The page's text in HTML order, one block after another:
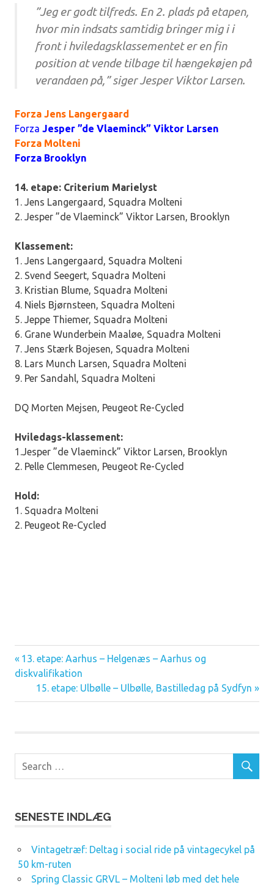
”Jeg er godt tilfreds. En 2. plads på etapen,
hvor min indsats samtidig bringer mig i i
front i hviledagsklassementet er en fin
position at vende tilbage til hængekøjen på
verandaen på,” siger Jesper Viktor Larsen.
Forza Jens Langergaard
Forza Jesper ”de Vlaeminck” Viktor Larsen
Forza Molteni
Forza Brooklyn
14. etape: Criterium Marielyst
1. Jens Langergaard, Squadra Molteni
2. Jesper ”de Vlaeminck” Viktor Larsen, Brooklyn
Klassement:
1. Jens Langergaard, Squadra Molteni
2. Svend Seegert, Squadra Molteni
3. Kristian Blume, Squadra Molteni
4. Niels Bjørnsteen, Squadra Molteni
5. Jeppe Thiemer, Squadra Molteni
6. Grane Wunderbein Maaløe, Squadra Molteni
7. Jens Stærk Bojesen, Squadra Molteni
8. Lars Munch Larsen, Squadra Molteni
9. Per Sandahl, Squadra Molteni
DQ Morten Mejsen, Peugeot Re-Cycled
Hviledags-klassement:
1.Jesper ”de Vlaeminck” Viktor Larsen, Brooklyn
2. Pelle Clemmesen, Peugeot Re-Cycled
Hold:
1. Squadra Molteni
2. Peugeot Re-Cycled
Indlægsnavigation
Previous
Post:
13. etape: Aarhus – Helgenæs – Aarhus og
diskvalifikation
Next
Post:
15. etape: Ulbølle – Ulbølle, Bastilledag på Sydfyn
SENESTE INDLÆG
Vintagetræf: Deltag i social ride på vintagecykel på
50 km-ruten
Spring Classic GRVL – Molteni løb med det hele